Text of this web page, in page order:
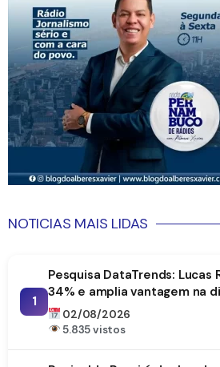
NOTICIAS MAIS LIDAS
1
Pesquisa DataTrends: Lucas
34% e amplia vantagem na
da Paraíba
02/08/2026
5.835 vistos